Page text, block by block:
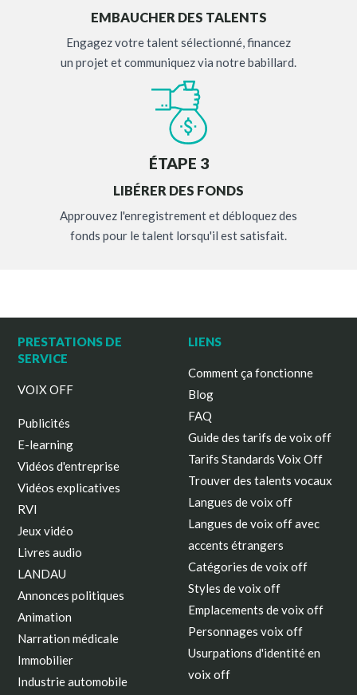
EMBAUCHER DES TALENTS
Engagez votre talent sélectionné, financez
un projet et communiquez via notre babillard.
ÉTAPE 3
LIBÉRER DES FONDS
Approuvez l'enregistrement et débloquez des
fonds pour le talent lorsqu'il est satisfait.
PRESTATIONS DE
SERVICE
VOIX OFF
Publicités
E-learning
Vidéos d'entreprise
Vidéos explicatives
RVI
Jeux vidéo
Livres audio
LANDAU
Annonces politiques
Animation
Narration médicale
Immobilier
Industrie automobile
LIENS
Comment ça fonctionne
Blog
FAQ
Guide des tarifs de voix off
Tarifs Standards Voix Off
Trouver des talents vocaux
Langues de voix off
Langues de voix off avec
accents étrangers
Catégories de voix off
Styles de voix off
Emplacements de voix off
Personnages voix off
Usurpations d'identité en
voix off